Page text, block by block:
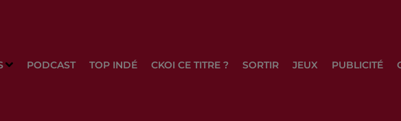
PODCAST TOP INDÉ CKOI CE TITRE ? SORTIR JEUX PUBLICITÉ